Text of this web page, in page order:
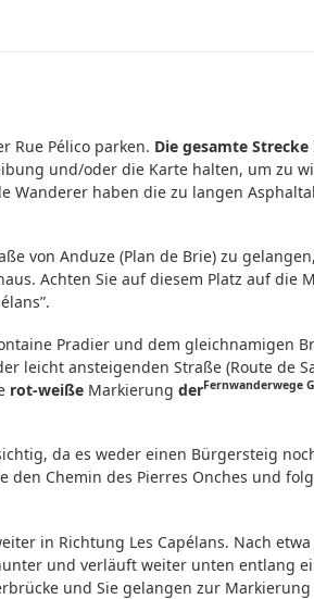
Rue Pélico parken. Die gesamte
und/oder die Karte halten, um zu
Wanderer haben die zu langen
von Anduze (Plan de Brie) zu
Achten Sie auf diesem Platz auf die
Pradier und dem gleichnamigen
leicht ansteigenden Straße (Route de
rot-weißeMarkierung derFernwanderwege
da es weder einen Bürgersteig
Chemin des Pierres Onches und
in Richtung Les Capélans. Nach
und verläuft weiter unten entlang
und Sie gelangen zur Markierung